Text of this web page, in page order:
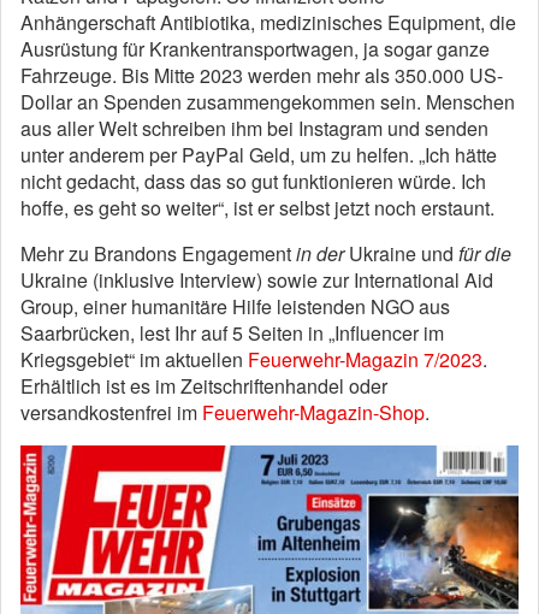
Anhängerschaft Antibiotika, medizinisches Equipment, die
Ausrüstung für Krankentransportwagen, ja sogar ganze
Fahrzeuge. Bis Mitte 2023 werden mehr als 350.000 US-
Dollar an Spenden zusammengekommen sein. Menschen
aus aller Welt schreiben ihm bei Instagram und senden
unter anderem per PayPal Geld, um zu helfen. „Ich hätte
nicht gedacht, dass das so gut funktionieren würde. Ich
hoffe, es geht so weiter“, ist er selbst jetzt noch erstaunt.
Mehr zu Brandons Engagementin derUkraine und für die
Ukraine (inklusive Interview) sowie zur International Aid
Group, einer humanitäre Hilfe leistenden NGO aus
Saarbrücken, lest Ihr auf 5 Seiten in „Influencer im
Kriegsgebiet“ im aktuellen Feuerwehr-Magazin 7/2023.
Erhältlich ist es im Zeitschriftenhandel oder
versandkostenfrei im Feuerwehr-Magazin-Shop.